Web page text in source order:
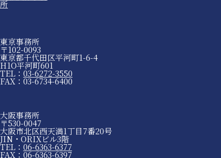
東京事務所
〒102-0093
東京都千代田区平河町1-6-4
H1O平河町601
TEL： 03-6272-3550
FAX：03-6734-6400
大阪事務所
〒530-0047
大阪市北区西天満1丁目7番20号
JIN・ORIXビル3階
TEL： 06-6363-6377
FAX：06-6363-6397